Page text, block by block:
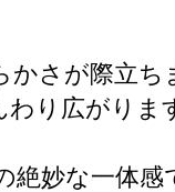
かさが際立ち
わり広がりま
絶妙な一体